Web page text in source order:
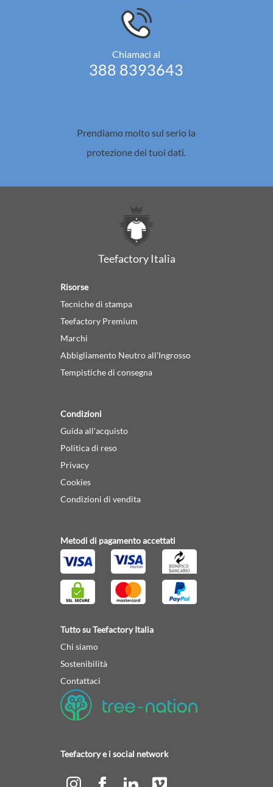
Chiamaci al
388 8393643
Prendiamo molto sul serio la
protezione dei tuoi dati.
Teefactory Italia
Risorse
Tecniche di stampa
Teefactory Premium
Marchi
Abbigliamento Neutro all'Ingrosso
Tempistiche di consegna
Condizioni
Guida all'acquisto
Politica di reso
Privacy
Cookies
Condizioni di vendita
Metodi di pagamento accettati
Tutto su Teefactory Italia
Chi siamo
Sostenibilità
Contattaci
Teefactory e i social network